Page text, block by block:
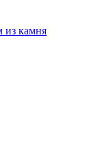
из камня